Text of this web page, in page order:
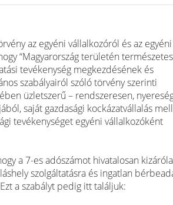
az egyéni vállalkozóról és az
“Magyarország területén természetes
tevékenység megkezdésének és
szabályairól szóló törvény szerinti
üzletszerű – rendszeresen,
saját gazdasági kockázatvállalás
tevékenységet egyéni vállalkozóként
a 7-es adószámot hivatalosan
szolgáltatásra és ingatlan
a szabályt pedig itt találjuk: